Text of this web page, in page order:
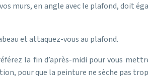
murs, en angle avec le plafond, doit
et attaquez-vous au plafond.
la fin d’après-midi pour vous
pour que la peinture ne sèche pas